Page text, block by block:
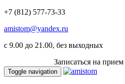
+7 (812) 577-73-33
amistom@yandex.ru
c 9.00 до 21.00, без выходных
Записаться на прием
Toggle navigation